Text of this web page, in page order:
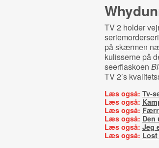
TV 2 holder
på skærmen
kulisserne på
seerfiaskoen
TV 2’s
Læs også: Tv-
Læs også:
Læs også:
Læs også: Den
Læs også: Jeg
Læs også: